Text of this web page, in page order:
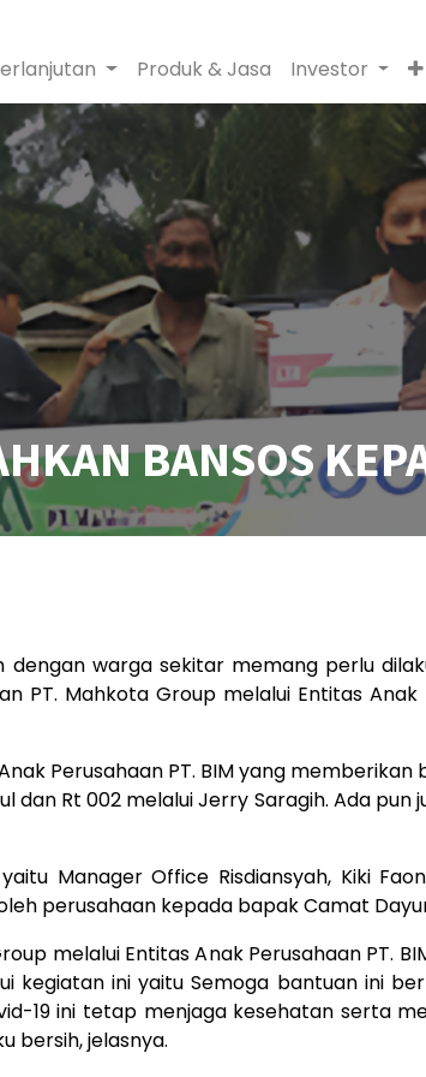
Produk & Jasa Investor
BANSOS
warga sekitar memang perlu
PT. Mahkota Group melalui Entitas
Perusahaan PT. BIM yang
dan Rt 002 melalui Jerry Saragih. Ada
Manager Office Risdiansyah, Kiki
perusahaan kepada bapak Camat Dayun
melalui Entitas Anak Perusahaan PT.
kegiatan ini yaitu Semoga bantuan ini
19 ini tetap menjaga kesehatan serta
bersih, jelasnya.